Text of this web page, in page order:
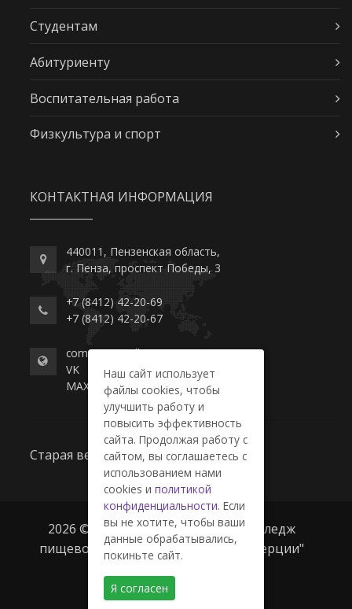
Студентам
Абитуриенту
Воспитательная работа
Физкультура и спорт
КОНТАКТНАЯ ИНФОРМАЦИЯ
440011, Пензенская область,
г. Пенза, проспект Победы, 3
+7 (8412) 42-20-69
+7 (8412) 42-20-67
commerce-college.ru
VK
MAX
Старая версия сайта
2026 © ГАПОУ ПО "Пензенский колледж
пищевой промышленности и коммерции"
Наш сайт использует
файлы cookies, чтобы
улучшить работу и
повысить эффективность
сайта. Продолжая работу с
сайтом, вы соглашаетесь с
использованием нами
cookies и политикой
конфиденциальности. Если
вы не хотите, чтобы ваши
данные обрабатывались,
покиньте сайт.
Я согласен